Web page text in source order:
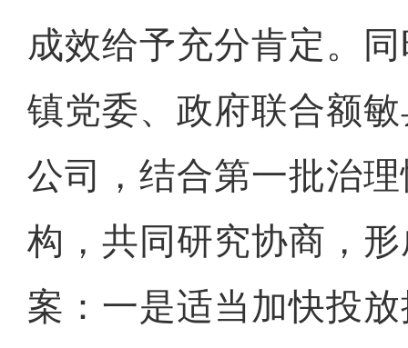
成效给予充分肯定。
镇党委、政府联合额
公司，结合第一批治
构，共同研究协商，
案：一是适当加快投